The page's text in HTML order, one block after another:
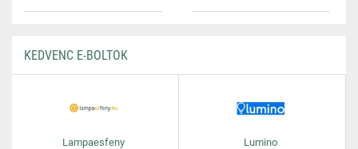
KEDVENC E-BOLTOK
Lampaesfeny Lumino